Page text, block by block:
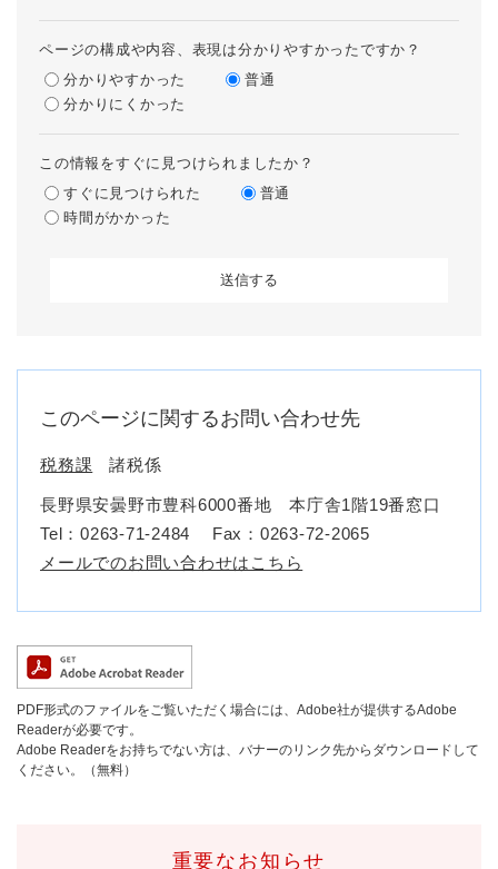
ページの構成や内容、表現は分かりやすかったですか？
分かりやすかった
普通
分かりにくかった
この情報をすぐに見つけられましたか？
すぐに見つけられた
普通
時間がかかった
このページに関するお問い合わせ先
税務課 諸税係
長野県安曇野市豊科6000番地 本庁舎1階19番窓口
Tel：0263-71-2484
Fax：0263-72-2065
メールでのお問い合わせはこちら
PDF形式のファイルをご覧いただく場合には、Adobe社が提供するAdobe
Readerが必要です。
Adobe Readerをお持ちでない方は、バナーのリンク先からダウンロードして
ください。（無料）
重要なお知らせ